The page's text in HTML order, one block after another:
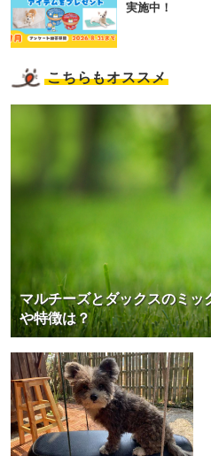
実施中！
こちらもオススメ
マルチーズとダックスのミッ
や特徴は？